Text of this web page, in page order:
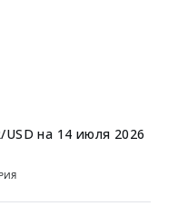
USD на 14 июля 2026